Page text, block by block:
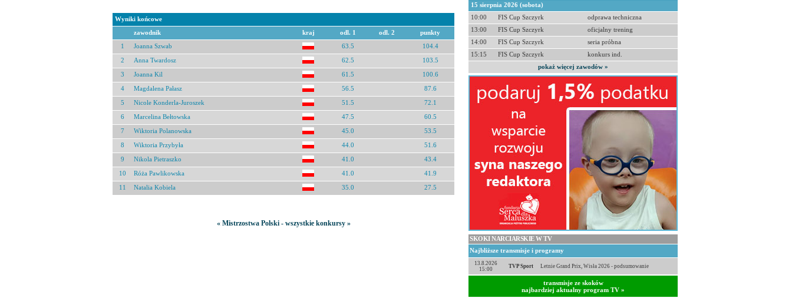
Wyniki końcowe
zawodnik kraj odl. 1 odl. 2 punkty
1 Joanna Szwab 63.5 104.4
2 Anna Twardosz 62.5 103.5
3 Joanna Kil 61.5 100.6
4 Magdalena Pałasz 56.5 87.6
5 Nicole Konderla-Juroszek 51.5 72.1
6 Marcelina Bełtowska 47.5 60.5
7 Wiktoria Polanowska 45.0 53.5
8 Wiktoria Przybyła 44.0 51.6
9 Nikola Pietraszko 41.0 43.4
10 Róża Pawlikowska 41.0 41.9
11 Natalia Kobiela 35.0 27.5
« Mistrzostwa Polski - wszystkie konkursy »
15 sierpnia 2026 (sobota)
10:00
FIS Cup Szczyrk
odprawa techniczna
13:00
FIS Cup Szczyrk
oficjalny trening
14:00
FIS Cup Szczyrk
seria próbna
15:15
FIS Cup Szczyrk
konkurs ind.
pokaż więcej zawodów »
SKOKI NARCIARSKIE W TV
Najbliższe transmisje i programy
13.8.2026
15:00
TVP Sport Letnie Grand Prix, Wisła 2026 - podsumowanie
transmisje ze skoków
najbardziej aktualny program TV »